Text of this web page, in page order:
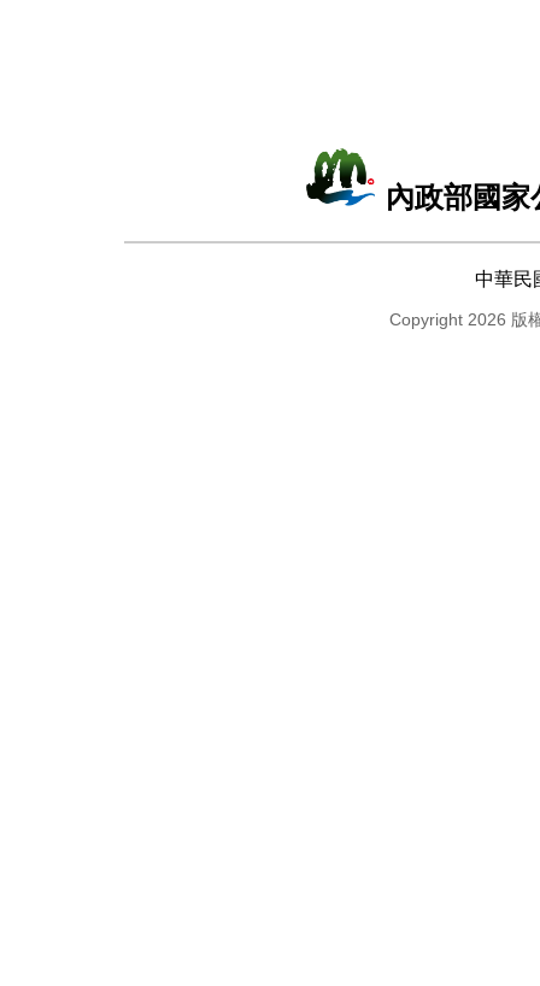
內政部國
中華民
Copyright 2026 版